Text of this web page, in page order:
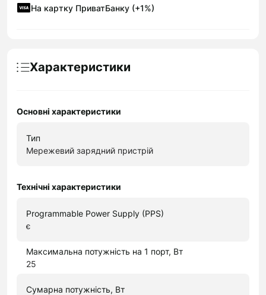
На картку ПриватБанку (+1%)
Характеристики
Основні характеристики
Тип
Мережевий зарядний пристрій
Технічні характеристики
Programmable Power Supply (PPS)
є
Максимальна потужність на 1 порт, Вт
25
Сумарна потужність, Вт